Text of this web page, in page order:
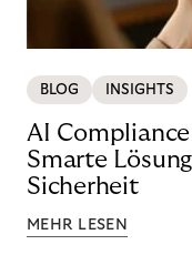
BLOG INSIGHTS
AI
Smarte
Sicherheit
MEHR LESEN